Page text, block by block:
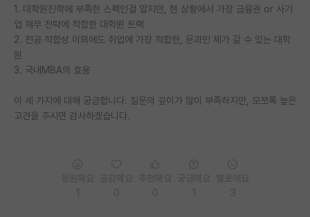
학부 인턴 게시판
취업 게시판
임용 후기 게시판
인문사회 계열 게시판
1. 대학원진학에 부족한 스펙인걸 알지만, 현 상황에서 가장 금융권 or 사기
업 재무 전략에 적합한 대학원 트랙
2. 전공 적합성 이외에도 취업에 가장 적합한, 문과인 제가 갈 수 있는 대학
원
3. 국내MBA의 효용
이 세 가지에 대해 궁금합니다. 질문의 깊이가 많이 부족하지만, 모쪼록 높은
고견을 주시면 감사하겠습니다.